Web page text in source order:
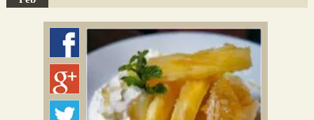
Colmeia Exchange
Perguntas Frequentes